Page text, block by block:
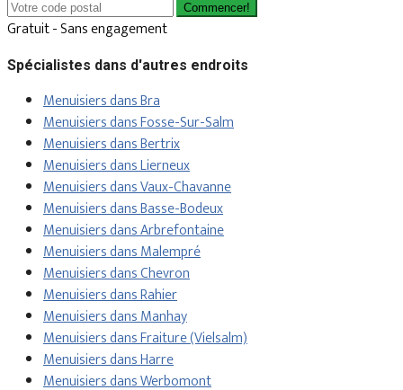
Commencer!
Gratuit - Sans engagement
Spécialistes dans d'autres endroits
Menuisiers dans Bra
Menuisiers dans Fosse-Sur-Salm
Menuisiers dans Bertrix
Menuisiers dans Lierneux
Menuisiers dans Vaux-Chavanne
Menuisiers dans Basse-Bodeux
Menuisiers dans Arbrefontaine
Menuisiers dans Malempré
Menuisiers dans Chevron
Menuisiers dans Rahier
Menuisiers dans Manhay
Menuisiers dans Fraiture (Vielsalm)
Menuisiers dans Harre
Menuisiers dans Werbomont